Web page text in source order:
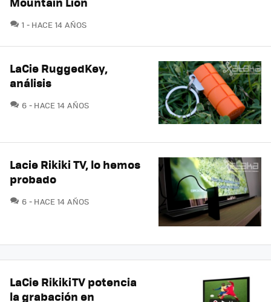
1 COMENTARIOS
HACE 14 AÑOS
LaCie RuggedKey,
análisis
6 COMENTARIOS
HACE 14 AÑOS
Lacie Rikiki TV, lo hemos
probado
6 COMENTARIOS
HACE 14 AÑOS
LaCie RikikiTV potencia
la grabación en